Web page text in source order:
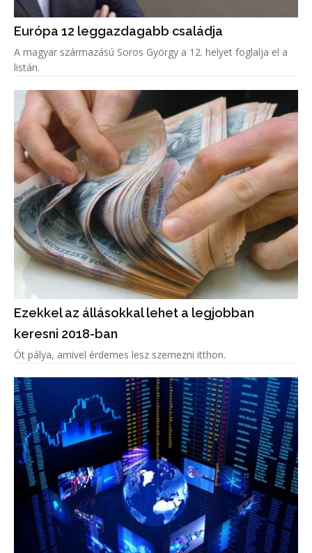
Európa 12 leggazdagabb családja
A magyar származású Soros György a 12. helyet foglalja el a
listán.
Ezekkel az állásokkal lehet a legjobban
keresni 2018-ban
Öt pálya, amivel érdemes lesz szemezni itthon.